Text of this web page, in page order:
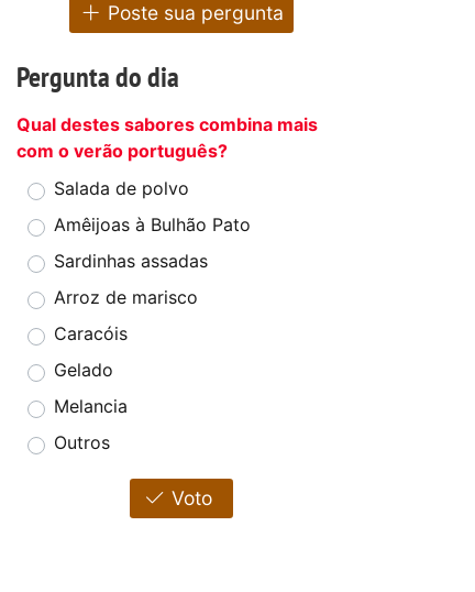
Poste sua pergunta
Pergunta do dia
Qual destes sabores combina mais
com o verão português?
Salada de polvo
Amêijoas à Bulhão Pato
Sardinhas assadas
Arroz de marisco
Caracóis
Gelado
Melancia
Outros
Voto